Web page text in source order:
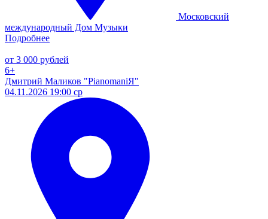
Московский
международный Дом Музыки
Подробнее
от 3 000 рублей
6+
Дмитрий Маликов "PianomaniЯ"
04.11.2026 19:00 ср